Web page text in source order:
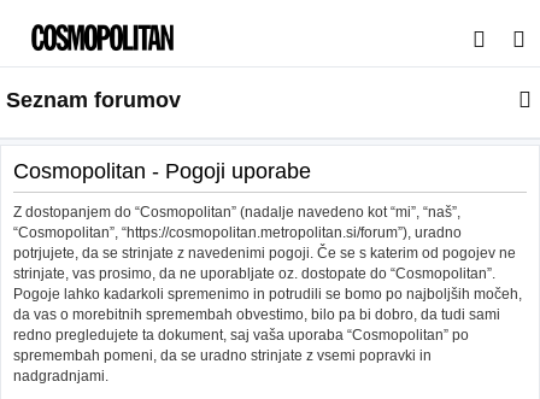
s
a
j
Seznam forumov
Cosmopolitan - Pogoji uporabe
Z dostopanjem do “Cosmopolitan” (nadalje navedeno kot “mi”, “naš”,
“Cosmopolitan”, “https://cosmopolitan.metropolitan.si/forum”), uradno
potrjujete, da se strinjate z navedenimi pogoji. Če se s katerim od pogojev ne
strinjate, vas prosimo, da ne uporabljate oz. dostopate do “Cosmopolitan”.
Pogoje lahko kadarkoli spremenimo in potrudili se bomo po najboljših močeh,
da vas o morebitnih spremembah obvestimo, bilo pa bi dobro, da tudi sami
redno pregledujete ta dokument, saj vaša uporaba “Cosmopolitan” po
spremembah pomeni, da se uradno strinjate z vsemi popravki in
nadgradnjami.